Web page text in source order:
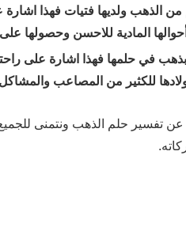
الذهب ولديها فتيات فهذا
المادية للاحسن وحصولها
في حلمها فهذا اشارة على
للكثير من المصاعب
عن تفسير حلم الذهب ونتمنى